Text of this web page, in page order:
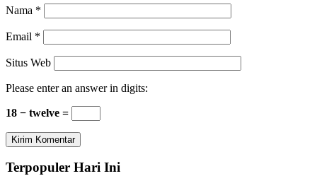
Nama *
Email *
Situs Web
Please enter an answer in digits:
18 − twelve =
Terpopuler Hari Ini